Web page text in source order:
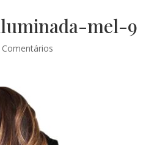
mel-9
Comentários